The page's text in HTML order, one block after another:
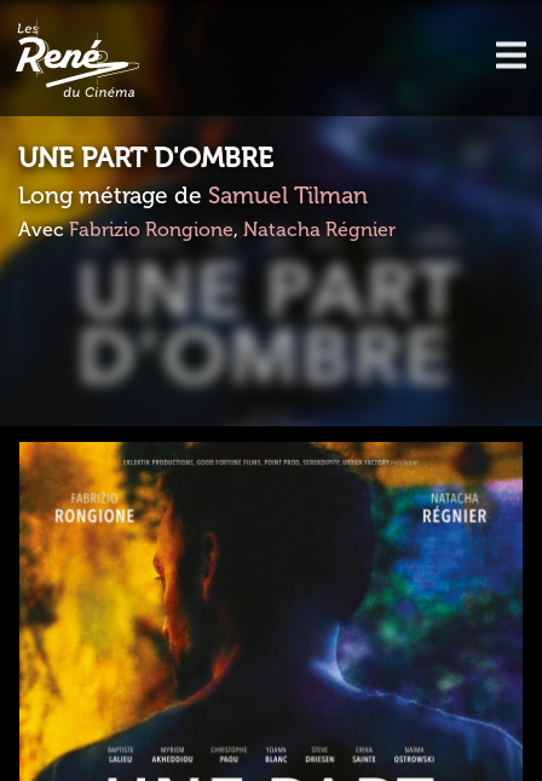
UNE PART D'OMBRE
Long métrage de Samuel Tilman
AvecFabrizio Rongione, Natacha Régnier